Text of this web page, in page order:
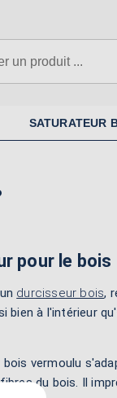
SATURATEUR
pour le bois
durcisseur bois,
bien à l'intérieur
bois vermoulu
du bois. Il